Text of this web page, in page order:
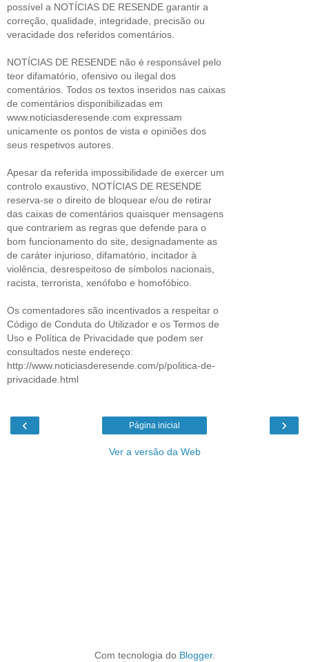
possível a NOTÍCIAS DE RESENDE garantir a
correção, qualidade, integridade, precisão ou
veracidade dos referidos comentários.
NOTÍCIAS DE RESENDE não é responsável pelo
teor difamatório, ofensivo ou ilegal dos
comentários. Todos os textos inseridos nas caixas
de comentários disponibilizadas em
www.noticiasderesende.com expressam
unicamente os pontos de vista e opiniões dos
seus respetivos autores.
Apesar da referida impossibilidade de exercer um
controlo exaustivo, NOTÍCIAS DE RESENDE
reserva-se o direito de bloquear e/ou de retirar
das caixas de comentários quaisquer mensagens
que contrariem as regras que defende para o
bom funcionamento do site, designadamente as
de caráter injurioso, difamatório, incitador à
violência, desrespeitoso de símbolos nacionais,
racista, terrorista, xenófobo e homofóbico.
Os comentadores são incentivados a respeitar o
Código de Conduta do Utilizador e os Termos de
Uso e Política de Privacidade que podem ser
consultados neste endereço:
http://www.noticiasderesende.com/p/politica-de-
privacidade.html
‹ ›
Página inicial
Ver a versão da Web
Com tecnologia do Blogger.